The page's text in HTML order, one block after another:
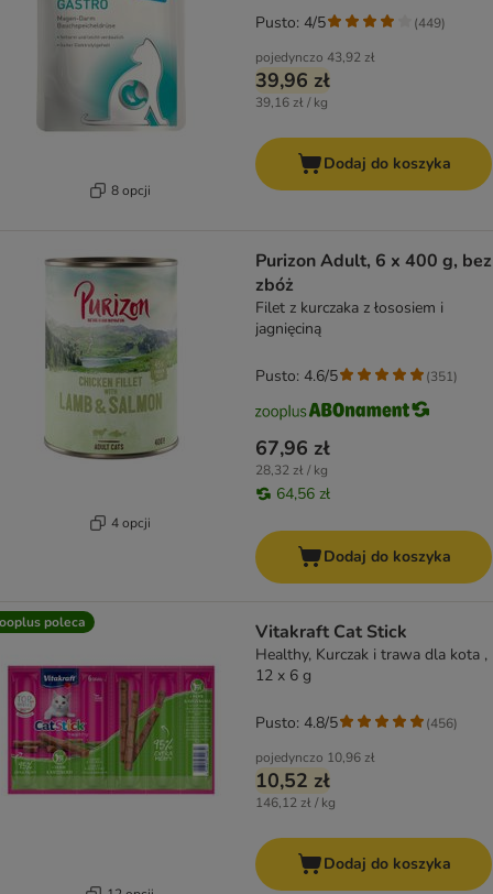
8 opcji
pojedynczo 43,92 zł
39,96 zł
39,16 zł / kg
Pusto: 4/5 (449)
Dodaj do koszyka
4 opcji
Purizon Adult, 6 x 400 g, bez
zbóż
Filet z kurczaka z łososiem i
jagnięciną
67,96 zł
28,32 zł / kg
64,56 zł
Pusto: 4.6/5 (351)
Dodaj do koszyka
poleca Vitakraft Cat Stick
Healthy, Kurczak i trawa dla kota ,
12 x 6 g
pojedynczo 10,96 zł
10,52 zł
146,12 zł / kg
Pusto: 4.8/5 (456)
Dodaj do koszyka